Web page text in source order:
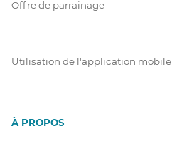
Offre de parrainage
Utilisation de l'application mobile
À PROPOS